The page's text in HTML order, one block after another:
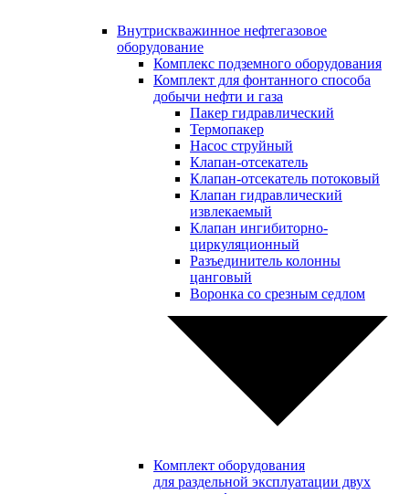
Внутрискважинное нефтегазовое
оборудование
Комплекс подземного оборудования
Комплект для фонтанного способа
добычи нефти и газа
Пакер гидравлический
Термопакер
Насос струйный
Клапан-отсекатель
Клапан-отсекатель потоковый
Клапан гидравлический
извлекаемый
Клапан ингибиторно-
циркуляционный
Разъединитель колонны
цанговый
Воронка со срезным седлом
Комплект оборудования
для раздельной эксплуатации двух